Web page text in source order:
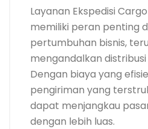
Layanan Ekspedisi
memiliki peran penting
pertumbuhan bisnis,
mengandalkan
Dengan biaya yang
pengiriman yang
dapat menjangkau
dengan lebih luas.